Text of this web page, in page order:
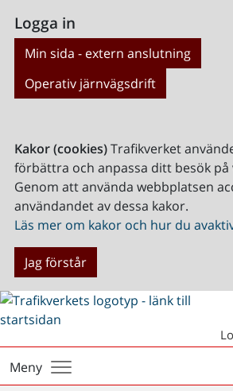
Logga in
Min sida - extern anslutning
Operativ järnvägsdrift
Kakor (cookies)Trafikverket
förbättra och anpassa ditt besök på
Genom att använda webbplatsen
användandet av dessa kakor.
Läs mer om kakor och hur du
Jag förstår
Meny